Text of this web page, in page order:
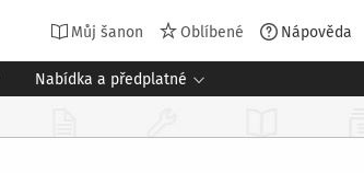
Můj šanon Oblíbené Nápověda
Nabídka a předplatné